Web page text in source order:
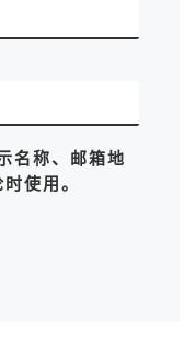
名称、邮箱地
使用。